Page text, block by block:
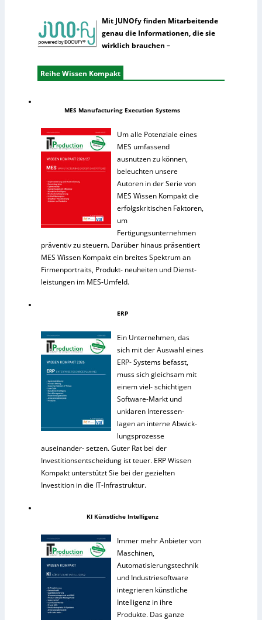
Mit JUNOfy finden Mitarbeitende
genau die Informationen, die sie
wirklich brauchen –
Reihe Wissen Kompakt
MES Manufacturing Execution Systems
Um alle Potenziale eines
MES umfassend
ausnutzen zu können,
beleuchten unsere
Autoren in der Serie von
MES Wissen Kompakt die
erfolgskritischen Faktoren,
um
Fertigungsunternehmen
präventiv zu steuern. Darüber hinaus präsentiert
MES Wissen Kompakt ein breites Spektrum an
Firmenportraits, Produkt- neuheiten und Dienst-
leistungen im MES-Umfeld.
ERP
Ein Unternehmen, das
sich mit der Auswahl eines
ERP- Systems befasst,
muss sich gleichsam mit
einem viel- schichtigen
Software-Markt und
unklaren Interessen-
lagen an interne Abwick-
lungsprozesse
auseinander- setzen. Guter Rat bei der
Investitionsentscheidung ist teuer. ERP Wissen
Kompakt unterstützt Sie bei der gezielten
Investition in die IT-Infrastruktur.
KI Künstliche Intelligenz
Immer mehr Anbieter von
Maschinen,
Automatisierungstechnik
und Industriesoftware
integrieren künstliche
Intelligenz in ihre
Produkte. Das ganze